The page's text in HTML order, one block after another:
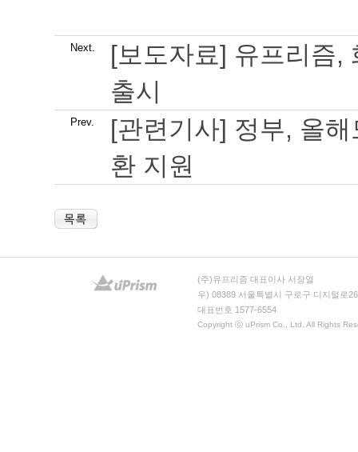
Next.
[보도자료] 유프리즘,
출시
Prev.
[관련기사] 정부, 올
환 지원
(주)유프리즘 대표이사 서장열
우) 08389 서울특별시 구로구 디지털로
대표번호 1577-6554
Copyright ⓒ uPrism Co., Ltd. All Rights